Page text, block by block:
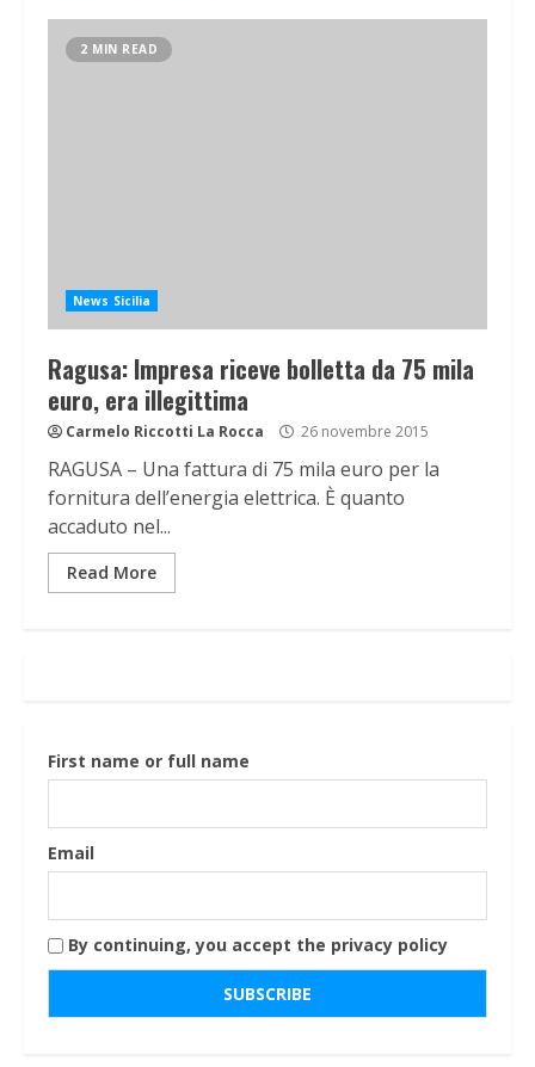
2 MIN READ
News Sicilia
Ragusa: Impresa riceve bolletta da 75 mila
euro, era illegittima
Carmelo Riccotti La Rocca 26 novembre 2015
RAGUSA – Una fattura di 75 mila euro per la
fornitura dell’energia elettrica. È quanto
accaduto nel...
Read More
First name or full name
Email
By continuing, you accept the privacy policy